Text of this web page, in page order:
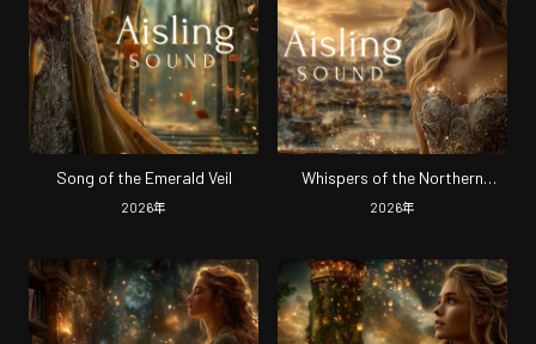
Song of the Emerald Veil
2026年
Whispers of the Northern
Lights
2026年